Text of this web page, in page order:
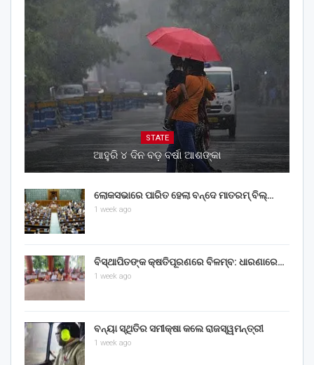
STATE
ଆହୁରି ୪ ଦିନ ବଡ଼ ବର୍ଷା ଆଶଙ୍କା
ଲୋକସଭାରେ ପାରିତ ହେଲା ବନ୍ଦେ ମାତରମ୍‌ ବିଲ୍‌…
1 week ago
ବିସ୍ଥାପିତଙ୍କ କ୍ଷତିପୂରଣରେ ବିଳମ୍ବ: ଧାରଣାରେ…
1 week ago
ବନ୍ୟା ସ୍ଥିତିର ସମୀକ୍ଷା କଲେ ରାଜସ୍ୱମନ୍ତ୍ରୀ
1 week ago